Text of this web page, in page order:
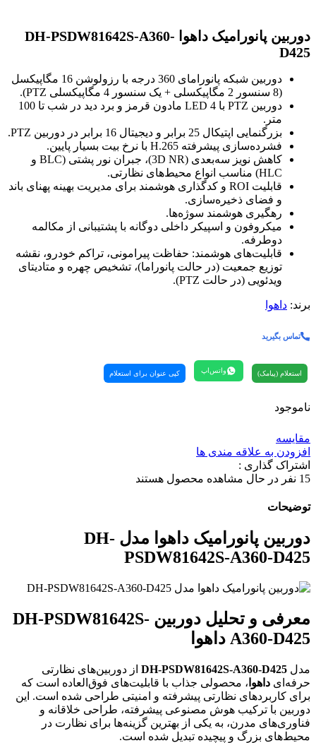
دوربین پانورامیک داهوا DH-PSDW81642S-A360-
D425
دوربین شبکه پانورامای 360 درجه با رزولوشن 16 مگاپیکسل
(8 سنسور 2 مگاپیکسلی + یک سنسور 4 مگاپیکسلی PTZ).
دوربین PTZ با 4 LED مادون قرمز و برد دید در شب تا 100
متر.
بزرگنمایی اپتیکال 25 برابر و دیجیتال 16 برابر در دوربین PTZ.
فشرده‌سازی پیشرفته H.265 با نرخ بیت بسیار پایین.
کاهش نویز سه‌بعدی (3D NR)، جبران نور پشتی (BLC و
HLC) مناسب انواع محیط‌های نظارتی.
قابلیت ROI و کدگذاری هوشمند برای مدیریت بهینه پهنای باند
و فضای ذخیره‌سازی.
رهگیری هوشمند سوژه‌ها.
میکروفون و اسپیکر داخلی دوگانه با پشتیبانی از مکالمه
دوطرفه.
قابلیت‌های هوشمند: حفاظت پیرامونی، تراکم خودرو، نقشه
توزیع جمعیت (در حالت پانوراما)، تشخیص چهره و متادیتای
ویدئویی (در حالت PTZ).
برند: داهوا
تماس بگیرید
استعلام (پیامک) واتس‌اپ کپی عنوان برای استعلام
ناموجود
مقایسه
افزودن به علاقه مندی ها
اشتراک گذاری :
15 نفر در حال مشاهده محصول هستند
توضیحات
دوربین پانورامیک داهوا مدل DH-
PSDW81642S-A360-D425
معرفی و تحلیل دوربین DH-PSDW81642S-
A360-D425 داهوا
مدل DH-PSDW81642S-A360-D425 از دوربین‌های نظارتی
حرفه‌ای داهوا ، محصولی جذاب با قابلیت‌های فوق‌العاده است که
برای کاربردهای نظارتی پیشرفته و امنیتی طراحی شده است. این
دوربین با ترکیب هوش مصنوعی پیشرفته، طراحی خلاقانه و
فناوری‌های مدرن، به یکی از بهترین گزینه‌ها برای نظارت در
محیط‌های بزرگ و پیچیده تبدیل شده است.